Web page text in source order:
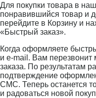
Для покупки товара в
понравившийся товар и
перейдите в Корзину и
«Быстрый заказ».
Когда оформляете
и e-mail. Вам перезвонит
заказа. По результатам
подтверждение
СМС. Теперь останется
и радоваться новой